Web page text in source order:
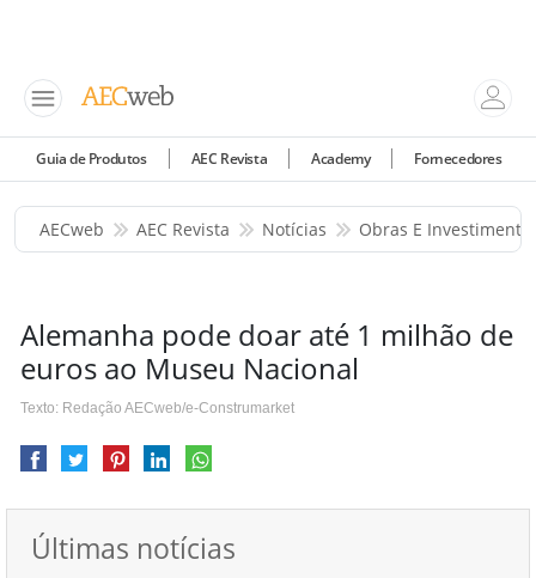
Guia de Produtos AEC Revista Academy Fornecedores
AECweb AEC Revista Notícias Obras E
Alemanha pode doar até 1 milhão de
euros ao Museu Nacional
Texto: Redação AECweb/e-Construmarket
Últimas notícias